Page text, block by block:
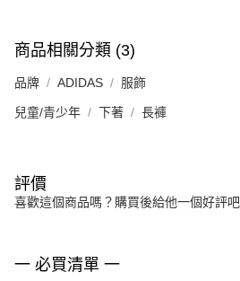
商品相關分類 (3)
品牌 ADIDAS 服飾
兒童/青少年 下著 長褲
評價
喜歡這個商品嗎？購買後給他一個好評吧
一 必買清單 一